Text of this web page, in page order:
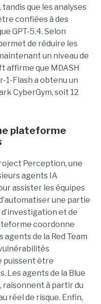
que les analyses
confiées à des
GPT-5.4. Selon
de réduire les
un niveau de
affirme que MDASH
1-Flash a obtenu un
CyberGym, soit 12
plateforme
Perception, une
agents IA
assister les équipes
une partie
et de
coordonne
de la Red Team
puissent être
Les agents de la Blue
raisonnent à partir du
réel de risque. Enfin,